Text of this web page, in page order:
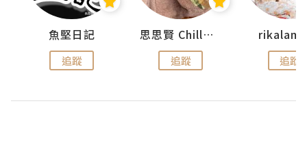
魚堅日記
追蹤
思思賢 ChillMyBabe
追蹤 追蹤